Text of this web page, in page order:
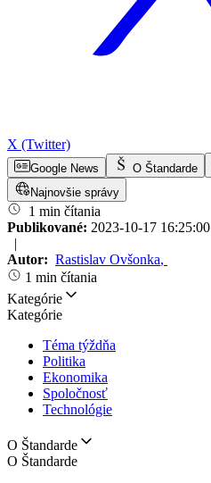
X (Twitter)
Google News O Štandarde
Najnovšie správy
1 min čítania
Publikované: 2023-10-17 16:25:00
|
Autor: Rastislav Ovšonka,
1 min čítania
Kategórie
Kategórie
Téma týždňa
Politika
Ekonomika
Spoločnosť
Technológie
O Štandarde
O Štandarde